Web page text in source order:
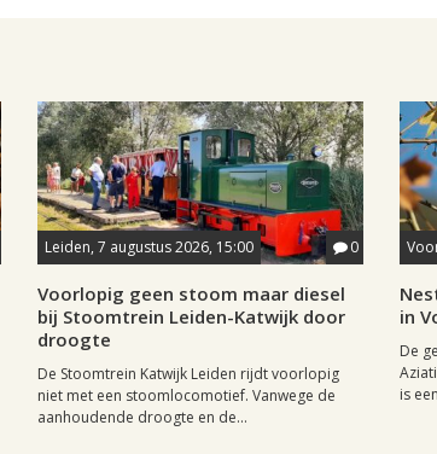
Leiden, 7 augustus 2026, 15:00 0
Voorlopig geen stoom maar diesel
bij Stoomtrein Leiden-Katwijk door
droogte
De Stoomtrein Katwijk Leiden rijdt voorlopig
niet met een stoomlocomotief. Vanwege de
aanhoudende droogte en de...
in
De
is